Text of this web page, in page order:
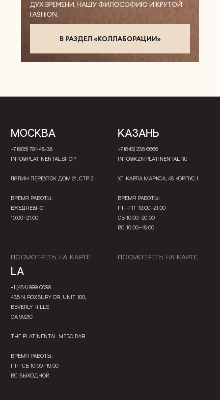
В РАЗДЕЛ «КОЛЛАБОРАЦИИ»
ДУХ ВРЕМЕНИ, НАШУ ФИЛОСОФИЮ И КРУТОЙ
FASHION.
МОСКВА
+7 (905) 791-48-38
INFO@PLATINENTAL.SHOP
ЛЯЛИН ПЕРЕУЛОК ДОМ 21, СТР. 2
ВРЕМЯ РАБОТЫ:
ЕЖЕДНЕВНО
10:00—21:00
ПОСМОТРЕТЬ НА КАРТЕ
КАЗАНЬ
+7 (843) 236 6666
INFO@KZN.PLATINENTAL.RU
УЛ. КАРЛА МАРКСА, 48 КОРПУС 1
ВРЕМЯ РАБОТЫ:
ПН—ПТ 10:00—21:00
СБ 10:00—20:00
ВС 10:00—18:00
ПОСМОТРЕТЬ НА КАРТЕ
LA
+1 (484) 999 0099
435 N. ROXBURY DR., UNIT 100,
BEVERLY HILLS
CA 90210
THE PLATINENTAL MESO BAR
ВРЕМЯ РАБОТЫ:
ПН—СБ 10:00—19:00
ВС ВЫХОДНОЙ